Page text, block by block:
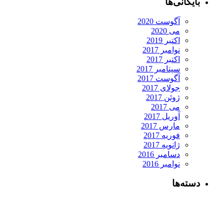
آگوست 2020
می 2020
اکتبر 2019
نوامبر 2017
اکتبر 2017
سپتامبر 2017
آگوست 2017
جولای 2017
ژوئن 2017
می 2017
آوریل 2017
مارس 2017
فوریه 2017
ژانویه 2017
دسامبر 2016
نوامبر 2016
دسته‌ها